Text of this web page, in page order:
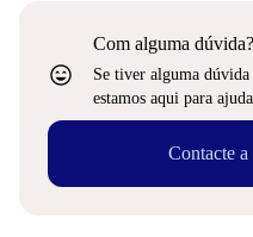
sentiment_very_satisfied
Com alguma dúvida?
Se tiver alguma dúvida
estamos aqui para
Contacte